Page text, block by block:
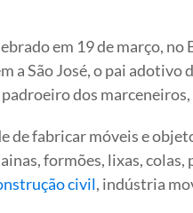
em 19 de março, no
a São José, o pai adotivo
padroeiro dos
de fabricar móveis e
formões, lixas,
civil, indústria